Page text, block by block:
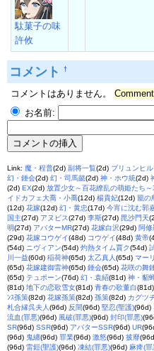
駄菓子の味
許攸
コメント †
コメントはありません。
お名前:
Link: 魔・程普(2d) 副将一覧(2d) ブリュンヒル
幻・鍾会(2d) 幻・司馬懿(2d) 神・ホウ統(2d)
(2d) EX(2d) 放置少女～百花繚乱の萌姫たち～
イドカフェ大喬・小喬(12d) 楊貴妃(12d) 籠の
(12d) 花嫁(12d) 幻・黄忠(17d) 今宵に沈む郭
国主(27d) アヌビス(27d) 李斯(27d) 毘沙門天
明(27d) アバターMR(27d) 花嫁白沢(29d) 阿修
(29d) 花嫁コウゲイ(48d) コウゲイ(48d) 黄帝
(54d) ニヴィアン(54d) 灼熱タイム賈ク(54d)
川一益(60d) 稲荷神(65d) 太乙真人 (65d) マー
(65d) 花嫁建御雷神(65d) 鍾会(65d) 花咲の舞
(65d) テュポーン(76d) 幻・袁紹(81d) 神・貂
(81d) 地下の恋歌雪女(81d) 青春の歌董白(81d)
ﾝｽ孫策(82d) 花嫁孫策(82d) 孫策(82d) カグツ
札合縁呉夫人 (96d) 反間(96d) 堅忍(聖護)(96d)
流血(罪悪)(96d) 風破(罪悪)(96d) 封印(罪悪)
SR(96d) SSR(96d) アバターSSR(96d) UR
(96d) 鬼纏(96d) 罪業(96d) 激怒(96d) 披靡
(96d) 雷鎧(聖護)(96d) 凍結(罪悪)(96d) 麻痺(罪